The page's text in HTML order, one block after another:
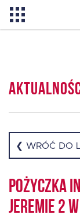
O TISE
Dlaczego
❮ WRÓĆ DO
Pożyczka
Jeremie 2